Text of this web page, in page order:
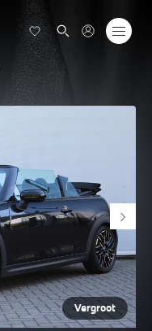
Vergroot